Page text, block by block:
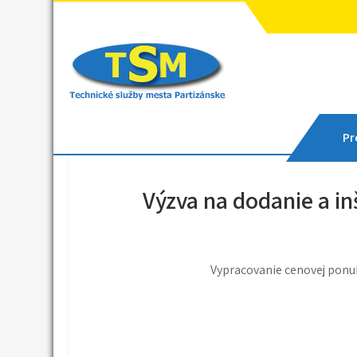
Technické služby
Výzva na dodanie a
Vypracovanie cenovej